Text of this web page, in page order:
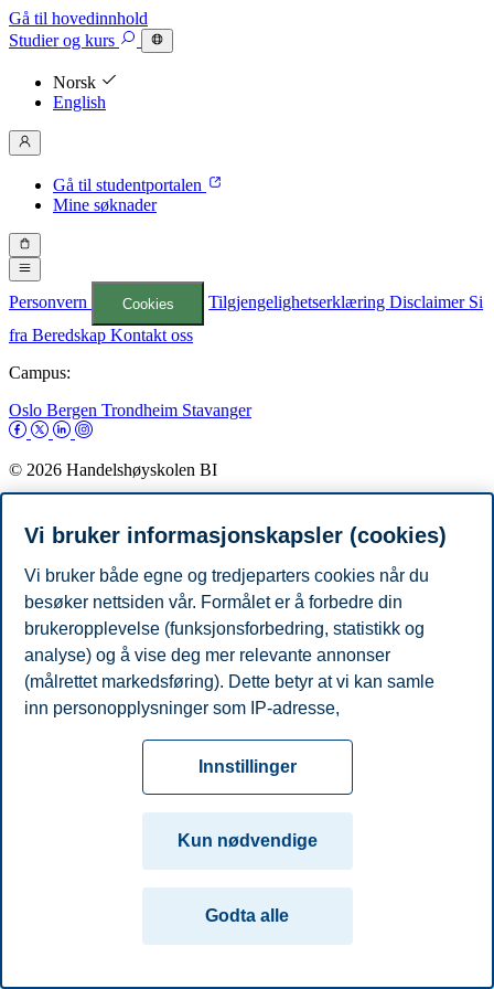
Gå til hovedinnhold
Studierog kurs
Norsk
English
Gå til studentportalen
Mine søknader
Personvern Cookies TilgjengelighetserklæringDisclaimer Si
fra Beredskap Kontakt oss
Campus:
Oslo Bergen Trondheim Stavanger
© 2026 Handelshøyskolen BI
Vi bruker informasjonskapsler (cookies)
Vi bruker både egne og tredjeparters cookies når du
besøker nettsiden vår. Formålet er å forbedre din
brukeropplevelse (funksjonsforbedring, statistikk og
analyse) og å vise deg mer relevante annonser
(målrettet markedsføring). Dette betyr at vi kan samle
inn personopplysninger som IP-adresse,
cookies som er nødvendige for at nettsiden skal
fungere, kan du enten godta alle eller tilpasse ditt
samtykke ved å endre innstillinger.
Les mer om våre informasjonskapsler, hvilke
opplysninger vi samler inn og formålene i innstillinger
for informasjonskapsler. Du kan når som helst endre
eller trekke tilbake ditt samtykke i innstillingene ved å
Innstillinger
Kun nødvendige
Godta alle